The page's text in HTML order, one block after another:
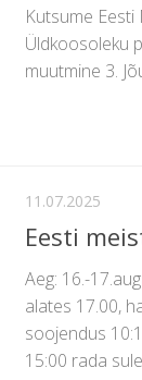
Kutsume
Üldkoosoleku
muutmine 3.
11.07.2025
Eesti
Aeg: 16.-
alates 17.00,
soojendus
15:00 rada